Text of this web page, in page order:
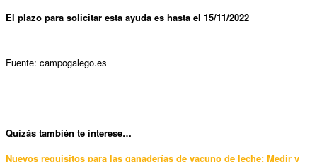
El plazo para solicitar esta ayuda es hasta el 15/11/2022
Fuente: campogalego.es
Quizás también te interese…
Nuevos requisitos para las ganaderías de vacuno de leche: Medir y